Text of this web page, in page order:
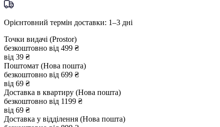
Орієнтовний термін доставки: 1–3 дні
Точки видачі (Prostor)
безкоштовно від 499 ₴
від 39 ₴
Поштомат (Нова пошта)
безкоштовно від 699 ₴
від 69 ₴
Доставка в квартиру (Нова пошта)
безкоштовно від 1199 ₴
від 69 ₴
Доставка у відділення (Нова пошта)